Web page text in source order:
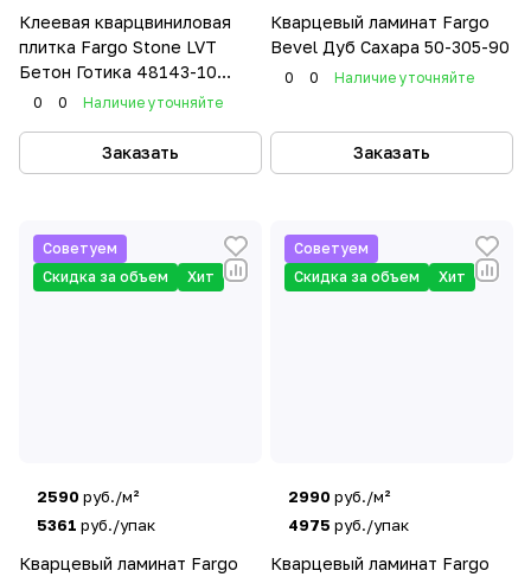
царапинам и ударам.
• Экологичность: материалы, использованные в
SPC-плитах Fargo, безопасны для здоровья, не
выделяют вредных веществ.
• Простота укладки: система замков позволяет
легко и быстро монтировать покрытие без
• Долговечность: покрытие сохраняет свой
внешний вид и эксплуатационные качества на
протяжении многих лет, даже в условиях
Клеевая кварцвиниловая
плитка Fargo Stone LVT
Бетон Готика 48143-10
фаска
0 0 Наличие уточняйте
Заказать
Кварцевый ламинат Fargo
Bevel Дуб Сахара 50-305-90
0 0 Наличие уточняйте
Заказать
Советуем
Скидка за объем
Хит
2590 руб./м²
5361 руб./упак
Кварцевый ламинат Fargo
Советуем
Скидка за объем
Хит
2990 руб./м²
4975 руб./упак
Кварцевый ламинат Fargo